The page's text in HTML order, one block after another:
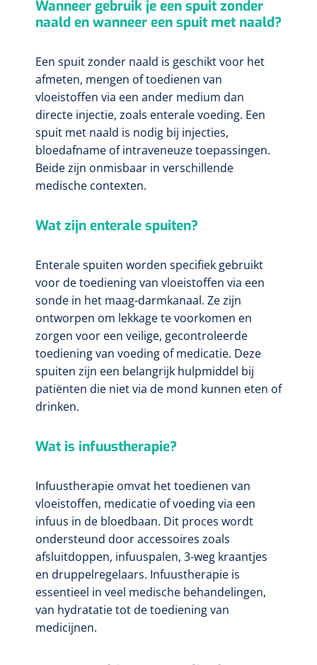
Wanneer gebruik je een spuit zonder
naald en wanneer een spuit met naald?
Een spuit zonder naald is geschikt voor het
afmeten, mengen of toedienen van
vloeistoffen via een ander medium dan
directe injectie, zoals enterale voeding. Een
spuit met naald is nodig bij injecties,
bloedafname of intraveneuze toepassingen.
Beide zijn onmisbaar in verschillende
medische contexten.
Wat zijn enterale spuiten?
Enterale spuiten worden specifiek gebruikt
voor de toediening van vloeistoffen via een
sonde in het maag-darmkanaal. Ze zijn
ontworpen om lekkage te voorkomen en
zorgen voor een veilige, gecontroleerde
toediening van voeding of medicatie. Deze
spuiten zijn een belangrijk hulpmiddel bij
patiënten die niet via de mond kunnen eten of
drinken.
Wat is infuustherapie?
Infuustherapie omvat het toedienen van
vloeistoffen, medicatie of voeding via een
infuus in de bloedbaan. Dit proces wordt
ondersteund door accessoires zoals
afsluitdoppen, infuuspalen, 3-weg kraantjes
en druppelregelaars. Infuustherapie is
essentieel in veel medische behandelingen,
van hydratatie tot de toediening van
medicijnen.